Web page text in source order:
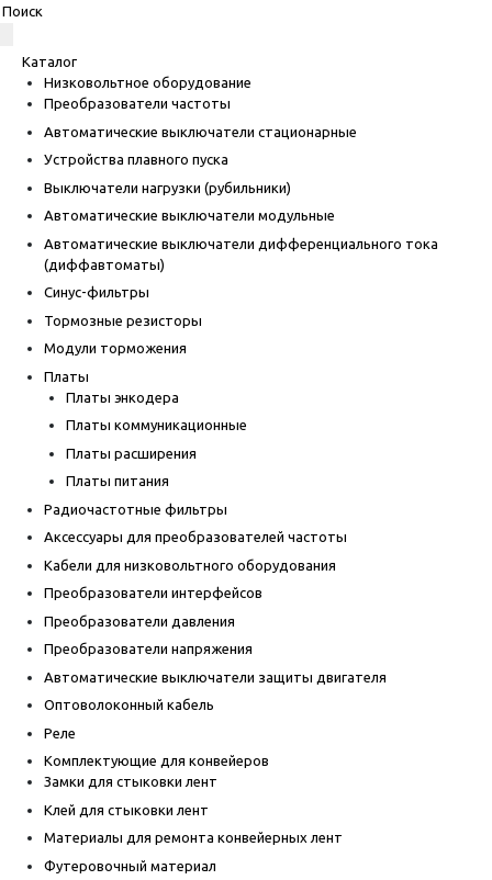
Каталог
Низковольтное оборудование
Преобразователи частоты
Автоматические выключатели стационарные
Устройства плавного пуска
Выключатели нагрузки (рубильники)
Автоматические выключатели модульные
Автоматические выключатели дифференциального тока
(диффавтоматы)
Синус-фильтры
Тормозные резисторы
Модули торможения
Платы
Платы энкодера
Платы коммуникационные
Платы расширения
Платы питания
Радиочастотные фильтры
Аксессуары для преобразователей частоты
Кабели для низковольтного оборудования
Преобразователи интерфейсов
Преобразователи давления
Преобразователи напряжения
Автоматические выключатели защиты двигателя
Оптоволоконный кабель
Реле
Комплектующие для конвейеров
Замки для стыковки лент
Клей для стыковки лент
Материалы для ремонта конвейерных лент
Футеровочный материал